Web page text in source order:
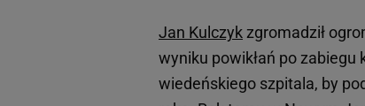
Jan Kulczykzgromadził
wyniku powikłań po zabiegu
wiedeńskiego szpitala, by